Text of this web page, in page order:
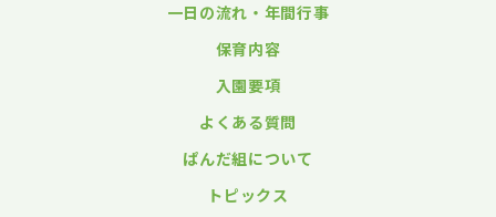
一日の流れ・年間行事
保育内容
入園要項
よくある質問
ぱんだ組について
トピックス